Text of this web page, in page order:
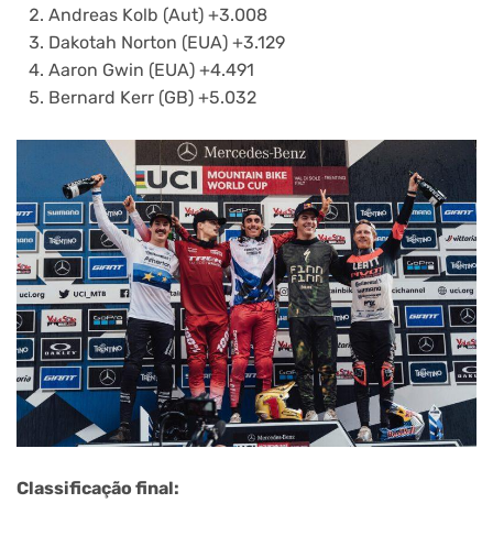
Andreas Kolb (Aut) +3.008
Dakotah Norton (EUA) +3.129
Aaron Gwin (EUA) +4.491
Bernard Kerr (GB) +5.032
Classificação final: